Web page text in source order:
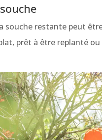
souche restante peut
prêt à être replanté ou